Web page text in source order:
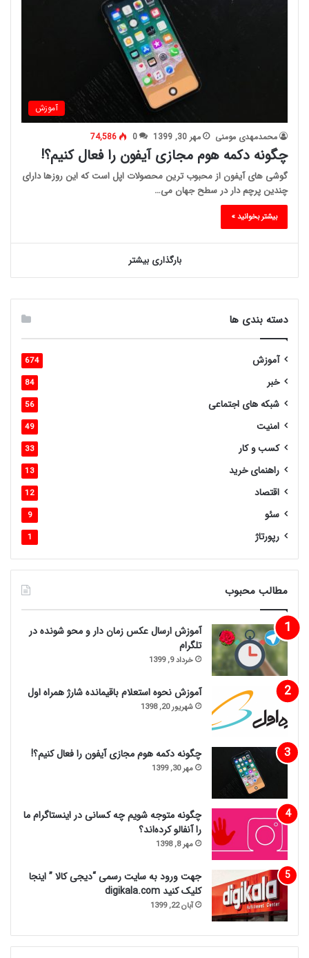
آموزش
محمدمهدی مومنی مهر 30, 1399 0
74,586
چگونه دکمه هوم مجازی آیفون را فعال کنیم؟!
گوشی های آیفون از محبوب ترین محصولات اپل است که این روزها دارای
چندین پرچم دار در سطح جهان می…
بیشتر بخوانید »
بارگذاری بیشتر
دسته بندی ها
آموزش 674
خبر 84
شبکه های اجتماعی 56
امنیت 49
کسب و کار 33
راهنمای خرید 13
اقتصاد 12
سئو 9
رپورتاژ 1
مطالب محبوب
آموزش ارسال عکس زمان دار و محو شونده در
تلگرام
خرداد 9, 1399
آموزش نحوه استعلام باقیمانده شارژ همراه اول
شهریور 20, 1398
چگونه دکمه هوم مجازی آیفون را فعال کنیم؟!
مهر 30, 1399
چگونه متوجه شویم چه کسانی در اینستاگرام ما
را آنفالو کرده‌اند؟
مهر 8, 1398
جهت ورود به سایت رسمی “دیجی کالا ” اینجا
کلیک کنید digikala.com
آبان 22, 1399